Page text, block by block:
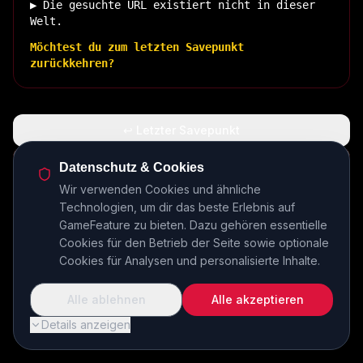
▶ Die gesuchte URL existiert nicht in dieser
Welt.
Möchtest du zum letzten Savepunkt
zurückkehren?
🏠 Zurück zur Basis
INSERT COIN TO CONTINUE...
Datenschutz & Cookies
Wir verwenden Cookies und ähnliche
Technologien, um dir das beste Erlebnis auf
GameFeature zu bieten. Dazu gehören essentielle
Cookies für den Betrieb der Seite sowie optionale
Cookies für Analysen und personalisierte Inhalte.
Details anzeigen
Alle ablehnen Alle akzeptieren